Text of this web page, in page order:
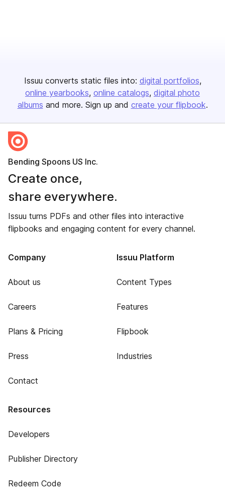
Issuu converts static files into: digital portfolios
online yearbooks online catalogs digital photo
albums and more. Sign up and create your flipbook.
Bending Spoons US Inc.
Create once,
share everywhere.
Issuu turns PDFs and other files into interactive
flipbooks and engaging content for every channel.
Company
About us
Careers
Plans & Pricing
Press
Contact
Issuu Platform
Content Types
Features
Flipbook
Industries
Resources
Developers
Publisher Directory
Redeem Code